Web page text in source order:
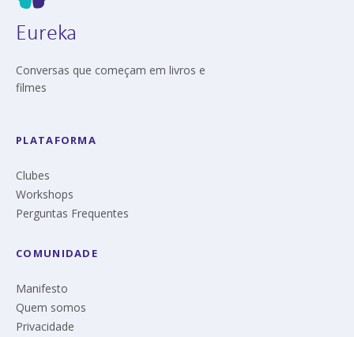
Eureka
Conversas que começam em livros e
filmes
PLATAFORMA
Clubes
Workshops
Perguntas Frequentes
COMUNIDADE
Manifesto
Quem somos
Privacidade